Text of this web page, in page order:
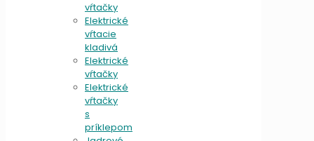
vŕtačky
Elektrické
vŕtacie
kladivá
Elektrické
vŕtačky
Elektrické
vŕtačky
s
príklepom